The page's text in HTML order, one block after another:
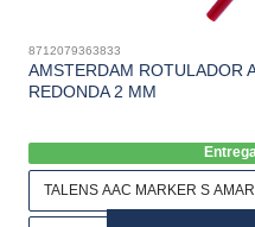
8712079363833
AMSTERDAM ROTULADOR
REDONDA 2 MM